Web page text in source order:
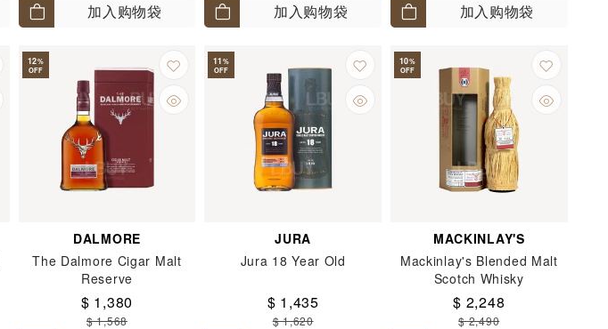
加入购物袋 加入购物袋 加入购物袋
12%
OFF
DALMORE
The Dalmore Cigar Malt
Reserve
$ 1,380
$ 1,568
11%
OFF
JURA
Jura 18 Year Old
$ 1,435
$ 1,620
10%
OFF
MACKINLAY'S
Mackinlay's Blended Malt
Scotch Whisky
$ 2,248
$ 2,490